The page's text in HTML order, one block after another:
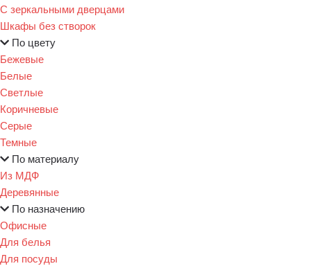
С зеркальными дверцами
Шкафы без створок
По цвету
Бежевые
Белые
Светлые
Коричневые
Серые
Темные
По материалу
Из МДФ
Деревянные
По назначению
Офисные
Для белья
Для посуды